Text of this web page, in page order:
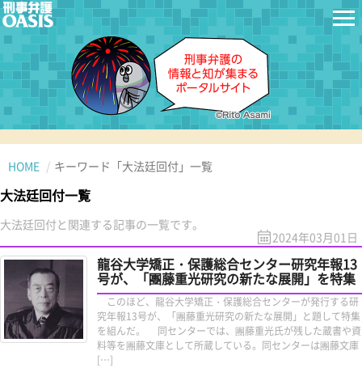
HOME キーワード「大法廷回付」一覧
大法廷回付一覧
大法廷回付と関連する記事の一覧です。
2024年03月01日
龍谷大学矯正・保護総合センター研究年報13
号が、「團藤重光研究の新たな展開」を特集
このほど、龍谷大学矯正・保護総合センターが発行する研
究年報13号が、「團藤重光研究の新たな展開」と題して特集
を組んだ。 同センターでは、團藤重光氏が残した蔵書や資
料等を團藤文庫として所蔵している。同センターは團藤文庫
[…]